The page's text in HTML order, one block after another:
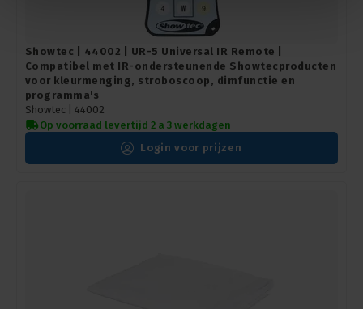
Showtec | 44002 | UR-5 Universal IR Remote |
Compatibel met IR-ondersteunende Showtecproducten
voor kleurmenging, stroboscoop, dimfunctie en
programma's
Showtec | 44002
Op voorraad levertijd 2 a 3 werkdagen
Login voor prijzen